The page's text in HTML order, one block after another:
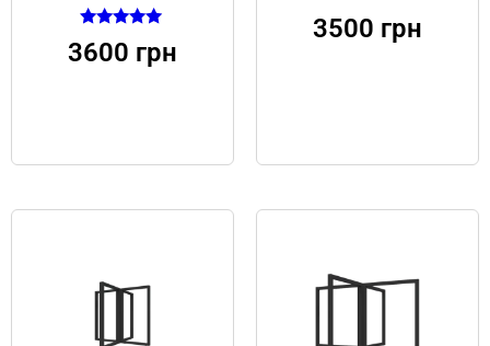
5.00
3600 грн
3500 грн